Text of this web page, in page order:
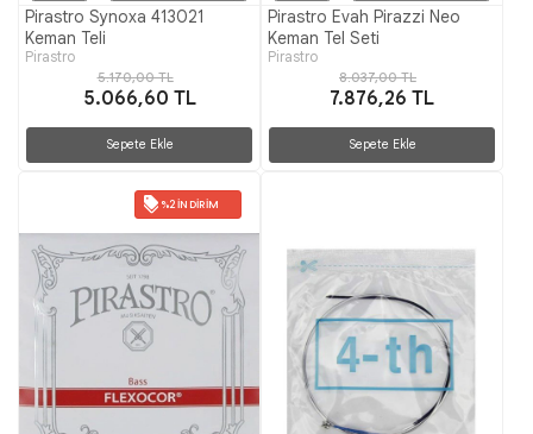
Pirastro Synoxa 413021
Keman Teli
Pirastro
5.170,00 TL
5.066,60 TL
Sepete Ekle
Pirastro Evah Pirazzi Neo
Keman Tel Seti
Pirastro
8.037,00 TL
7.876,26 TL
Sepete Ekle
%2 İNDIRIM